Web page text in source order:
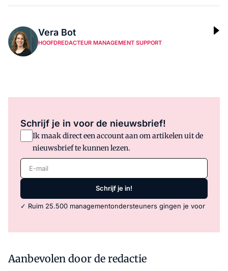
Vera Bot
HOOFDREDACTEUR MANAGEMENT SUPPORT
Schrijf je in voor de nieuwsbrief!
Ik maak direct een account aan om artikelen uit de
nieuwsbrief te kunnen lezen.
E-mail
Schrijf je in!
✓ Ruim 25.500 managementondersteuners gingen je voor
Aanbevolen door de redactie